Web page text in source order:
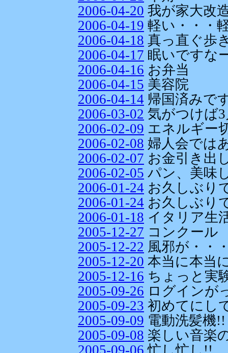
2006-04-20 我が家大改
2006-04-19 軽い・・・
2006-04-18 真っ直ぐ歩
2006-04-17 眠いですな
2006-04-16 お弁当
2006-04-15 美容院
2006-04-14 帰国済みで
2006-03-02 気がつけば
2006-02-09 エネルギー
2006-02-08 婦人会では
2006-02-07 お金引き出
2006-02-05 パン、美味
2006-01-24 お久しぶり
2006-01-24 お久しぶり
2006-01-18 イタリア生
2005-12-27 コンクール
2005-12-22 風邪が・・
2005-12-20 本当に本当
2005-12-16 ちょっと実
2005-09-26 ログインが
2005-09-23 初めてにし
2005-09-09 電動洗髪機!!
2005-09-08 楽しい音楽
2005-09-06 忙し忙し!!